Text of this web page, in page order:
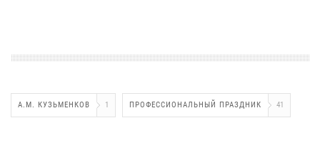
А.М. КУЗЬМЕНКОВ 1 ПРОФЕССИОНАЛЬНЫЙ ПРАЗДНИК 41